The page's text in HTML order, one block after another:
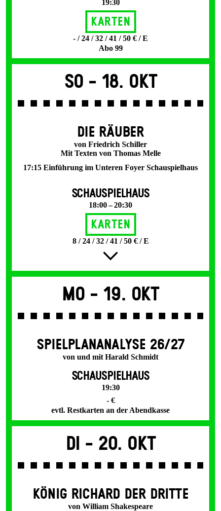
19:30
Karten
- / 24 / 32 / 41 / 50 € / E
Abo 99
So - 18. Okt
DIE RÄUBER
von Friedrich Schiller
Mit Texten von Thomas Melle
17:15 Einführung im Unteren Foyer Schauspielhaus
SCHAUSPIELHAUS
18:00 – 20:30
Karten
8 / 24 / 32 / 41 / 50 € / E
Mo - 19. Okt
SPIEL­PLAN­ANALYSE 26/27
von und mit Harald Schmidt
SCHAUSPIELHAUS
19:30
- €
evtl. Restkarten an der Abendkasse
Di - 20. Okt
KÖNIG RICHARD DER DRITTE
von William Shakespeare